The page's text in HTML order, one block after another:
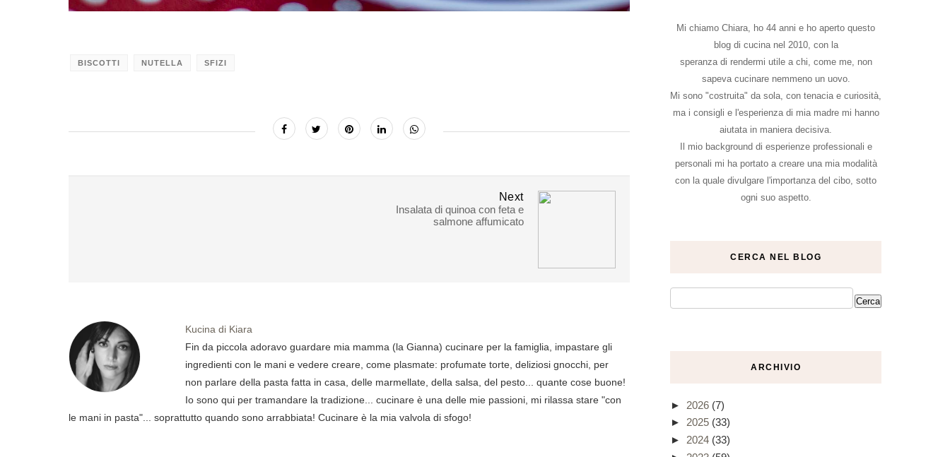
BISCOTTI NUTELLA SFIZI
Next
Insalata di quinoa con feta e
salmone affumicato
Kucina di Kiara
Fin da piccola adoravo guardare mia mamma (la Gianna) cucinare per la famiglia, impastare gli
ingredienti con le mani e vedere creare, come plasmate: profumate torte, deliziosi gnocchi, per
non parlare della pasta fatta in casa, delle marmellate, della salsa, del pesto... quante cose buone!
Io sono qui per tramandare la tradizione... cucinare è una delle mie passioni, mi rilassa stare "con
le mani in pasta"... soprattutto quando sono arrabbiata! Cucinare è la mia valvola di sfogo!
Mi chiamo Chiara, ho 44 anni e ho aperto questo
blog di cucina nel 2010, con la
speranza di rendermi utile a chi, come me, non
sapeva cucinare nemmeno un uovo.
Mi sono "costruita" da sola, con tenacia e curiosità,
ma i consigli e l'esperienza di mia madre mi hanno
aiutata in maniera decisiva.
Il mio background di esperienze professionali e
personali mi ha portato a creare una mia modalità
con la quale divulgare l'importanza del cibo, sotto
ogni suo aspetto.
CERCA NEL BLOG
ARCHIVIO
► 2026 (7)
► 2025 (33)
► 2024 (33)